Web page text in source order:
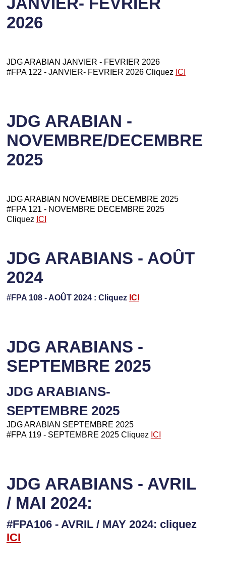
2026
JDG ARABIAN JANVIER - FEVRIER 2026
#FPA 122 - JANVIER- FEVRIER 2026 Cliquez ICI
JDG ARABIAN -
NOVEMBRE/DECEMBRE
2025
JDG ARABIAN NOVEMBRE DECEMBRE 2025
#FPA 121 - NOVEMBRE DECEMBRE 2025
Cliquez ICI
JDG ARABIANS - AOÛT
2024
#FPA 108 - AOÛT 2024 : Cliquez ICI
JDG ARABIANS -
SEPTEMBRE 2025
JDG ARABIANS-
SEPTEMBRE 2025
JDG ARABIAN SEPTEMBRE 2025
#FPA 119 - SEPTEMBRE 2025 Cliquez ICI
JDG ARABIANS - AVRIL
/ MAI 2024:
#FPA106 - AVRIL / MAY 2024: cliquez
ICI